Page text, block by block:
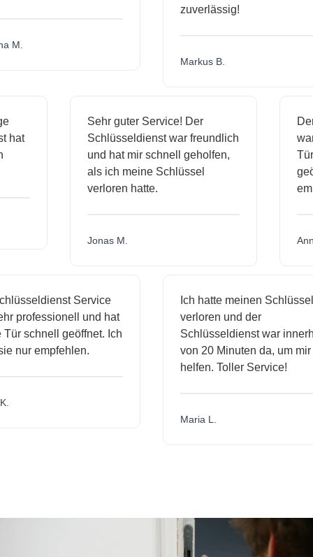
zuverlässig!
Markus B.
hat
Sehr guter Service! Der
Schlüsseldienst war freundlich
und hat mir schnell geholfen,
als ich meine Schlüssel
verloren hatte.
Jonas M.
Service
und hat
schnell geöffnet. Ich
empfehlen.
Ich hatte meinen Schlüssel
verloren und der
Schlüsseldienst war innerhalb
von 20 Minuten da, um mir zu
helfen. Toller Service!
Maria L.